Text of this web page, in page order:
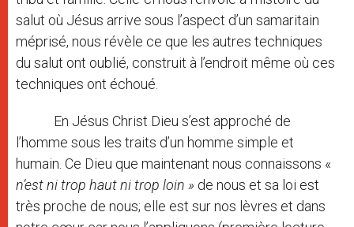
salut où Jésus arrive sous l’aspect d’un samaritain
méprisé, nous révèle ce que les autres techniques
du salut ont oublié, construit à l’endroit même où ces
techniques ont échoué.
En Jésus Christ Dieu s’est approché de
l’homme sous les traits d’un homme simple et
humain. Ce Dieu que maintenant nous connaissons «
n’est ni trop haut ni trop loin » de nous et sa loi est
très proche de nous; elle est sur nos lèvres et dans